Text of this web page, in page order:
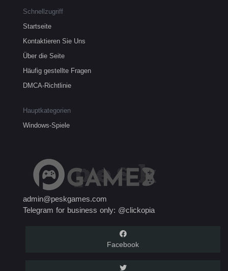
Schnellzugriff
Startseite
Kontaktieren Sie Uns
Über die Seite
Häufig gestellte Fragen
DMCA-Richtlinie
Hauptkategorien
Windows-Spiele
admin@peskgames.com
Telegram for business only: @clickopia
Facebook